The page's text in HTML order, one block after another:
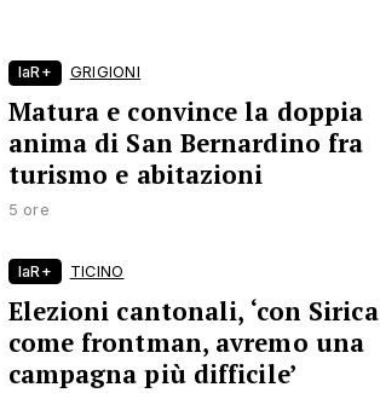
laR+ GRIGIONI
Matura e convince la doppia
anima di San Bernardino fra
turismo e abitazioni
5 ore
laR+ TICINO
Elezioni cantonali, ‘con Sirica
come frontman, avremo una
campagna più difficile’